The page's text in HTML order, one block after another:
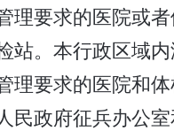
理要求的医院或
站。本行政区域
理要求的医院和
民政府征兵办公